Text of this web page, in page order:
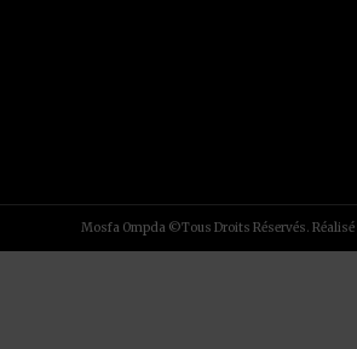
Mosfa Ompda ©Tous Droits Réservés. Réalisé